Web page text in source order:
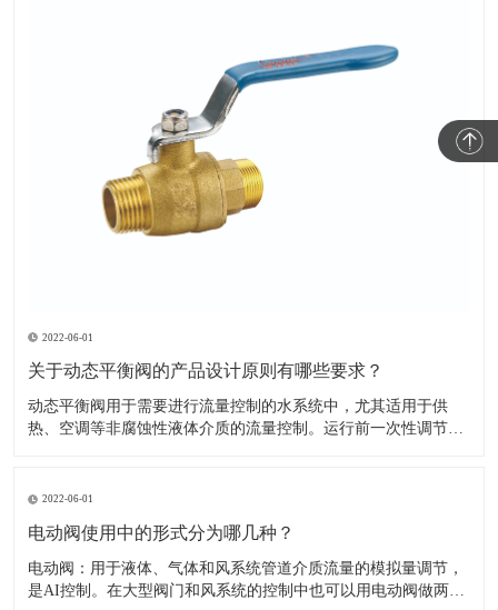
2022-06-01
关于动态平衡阀的产品设计原则有哪些要求？
​动态平衡阀用于需要进行流量控制的水系统中，尤其适用于供
热、空调等非腐蚀性液体介质的流量控制。运行前一次性调节，
系统调节性能。2、选用时可参考（主要外型尺寸及性能参数
2022-06-01
电动阀使用中的形式分为哪几种？
​电动阀：用于液体、气体和风系统管道介质流量的模拟量调节，
是AI控制。在大型阀门和风系统的控制中也可以用电动阀做两位